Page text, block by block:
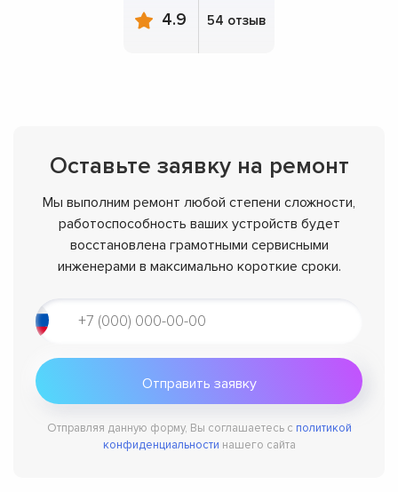
4.9 54 отзыв
Оставьте заявку на ремонт
Мы выполним ремонт любой степени сложности,
работоспособность ваших устройств будет
восстановлена грамотными сервисными
инженерами в максимально короткие сроки.
Отправляя данную форму, Вы соглашаетесь с политикой
конфиденциальности нашего сайта